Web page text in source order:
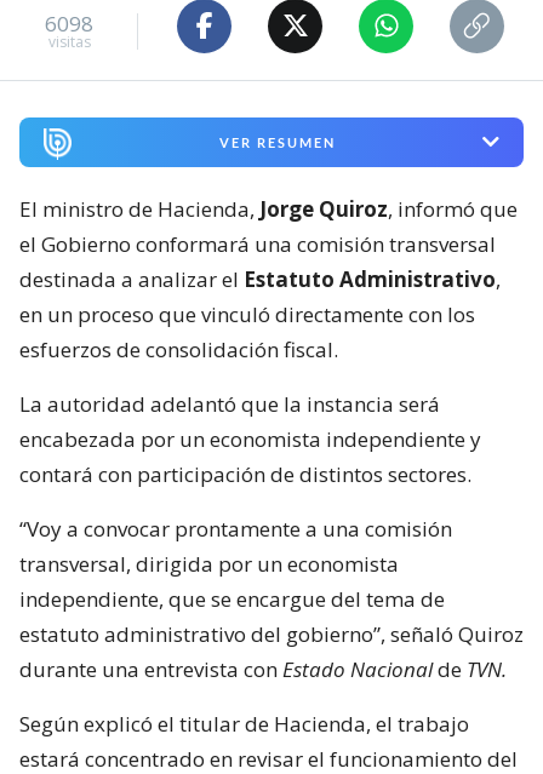
6098
visitas
VER RESUMEN
El ministro de Hacienda, Jorge Quiroz, informó que
el Gobierno conformará una comisión transversal
destinada a analizar el Estatuto Administrativo,
en un proceso que vinculó directamente con los
esfuerzos de consolidación fiscal.
La autoridad adelantó que la instancia será
encabezada por un economista independiente y
contará con participación de distintos sectores.
“Voy a convocar prontamente a una comisión
transversal, dirigida por un economista
independiente, que se encargue del tema de
estatuto administrativo del gobierno”, señaló Quiroz
durante una entrevista con Estado Nacionalde TVN.
Según explicó el titular de Hacienda, el trabajo
estará concentrado en revisar el funcionamiento del